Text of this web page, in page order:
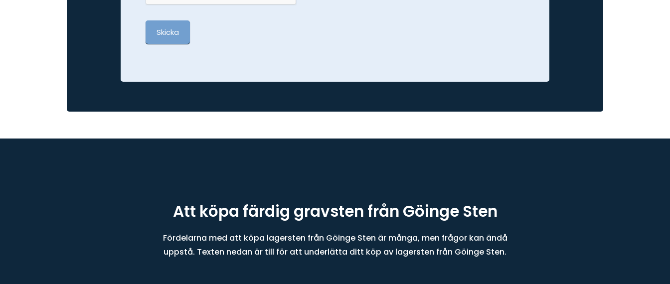
Skicka
Att köpa färdig gravsten från Göinge Sten
Fördelarna med att köpa lagersten från Göinge Sten är många, men frågor kan ändå
uppstå. Texten nedan är till för att underlätta ditt köp av lagersten från Göinge Sten.